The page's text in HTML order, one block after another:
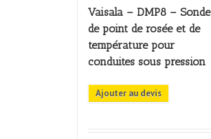
Vaisala – DMP8 – Sonde
de point de rosée et de
température pour
conduites sous pression
Ajouter au devis